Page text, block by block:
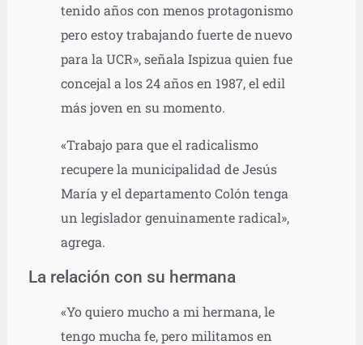
tenido años con menos protagonismo
pero estoy trabajando fuerte de nuevo
para la UCR», señala Ispizua quien fue
concejal a los 24 años en 1987, el edil
más joven en su momento.
«Trabajo para que el radicalismo
recupere la municipalidad de Jesús
María y el departamento Colón tenga
un legislador genuinamente radical»,
agrega.
La relación con su hermana
«Yo quiero mucho a mi hermana, le
tengo mucha fe, pero militamos en